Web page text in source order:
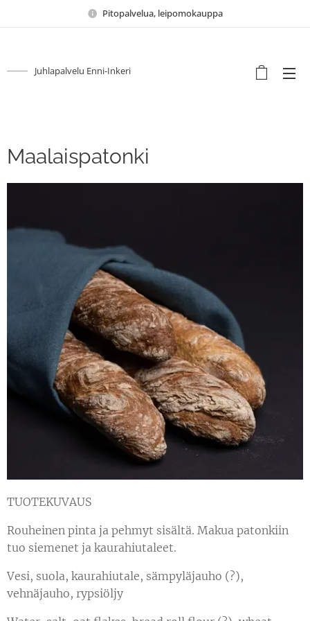
Pitopalvelua, leipomokauppa
Juhlapalvelu Enni-Inkeri
Maalaispatonki
TUOTEKUVAUS
Rouheinen pinta ja pehmyt sisältä. Makua patonkiin
tuo siemenet ja kaurahiutaleet.
Vesi, suola, kaurahiutale, sämpyläjauho (?),
vehnäjauho, rypsiöljy